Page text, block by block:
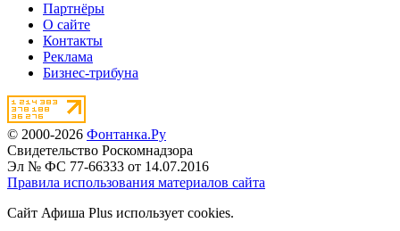
Партнёры
О сайте
Контакты
Реклама
Бизнес-трибуна
© 2000-2026 Фонтанка.Ру
Свидетельство Роскомнадзора
Эл № ФС 77-66333 от 14.07.2016
Правила использования материалов сайта
Сайт Афиша Plus использует cookies.